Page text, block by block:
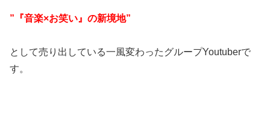
”『音楽×お笑い』の新境地”
として売り出している一風変わったグループYoutuberで
す。